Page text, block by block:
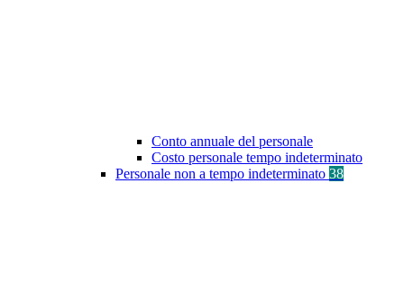
Conto annuale del personale
Costo personale tempo indeterminato
Personale non a tempo indeterminato 38